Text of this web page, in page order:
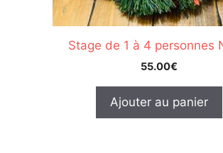
Stage de 1 à 4 personnes
55.00€
Ajouter au panier